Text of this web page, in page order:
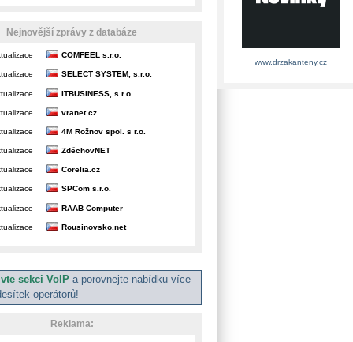
Nejnovější zprávy z databáze
COMFEEL s.r.o.
SELECT SYSTEM, s.r.o.
ITBUSINESS, s.r.o.
vranet.cz
4M Rožnov spol. s r.o.
ZděchovNET
Corelia.cz
SPCom s.r.o.
RAAB Computer
Rousinovsko.net
sekci VoIP a porovnejte nabídku více
operátorů!
Reklama:
www.drzakanteny.cz